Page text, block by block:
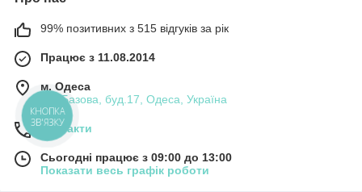
99% позитивних з 515 відгуків за рік
Працює з 11.08.2014
м. Одеса
вул.Базова, буд.17, Одеса, Україна
Контакти
Сьогодні працює з 09:00 до 13:00
Показати весь графік роботи
КНОПКА
ЗВ'ЯЗКУ